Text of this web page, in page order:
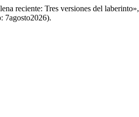
reciente: Tres versiones del laberinto»,
7agosto2026).